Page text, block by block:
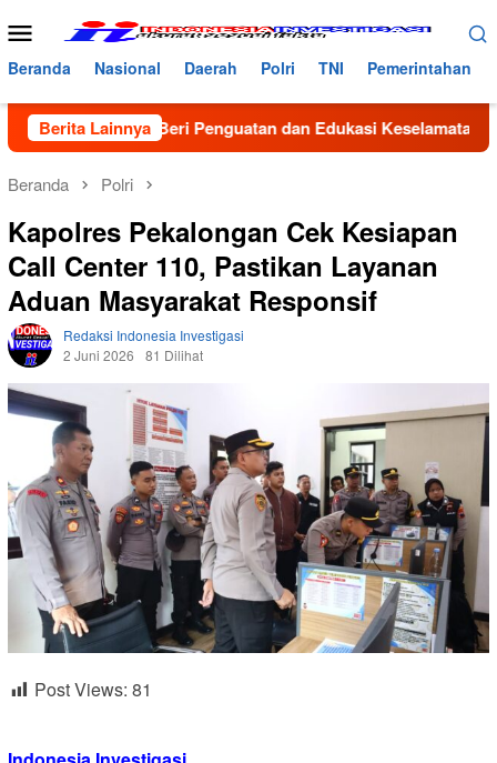
ke
konten
Menu
Mobile
Beranda Nasional Daerah Polri TNI Pemerintahan
Berita Lainnya
Beri Penguatan dan Edukasi Keselamatan di MAN 2
Beranda Polri
Kapolres Pekalongan Cek Kesiapan
Call Center 110, Pastikan Layanan
Aduan Masyarakat Responsif
Redaksi Indonesia Investigasi
2 Juni 2026
81 Dilihat
Post Views: 81